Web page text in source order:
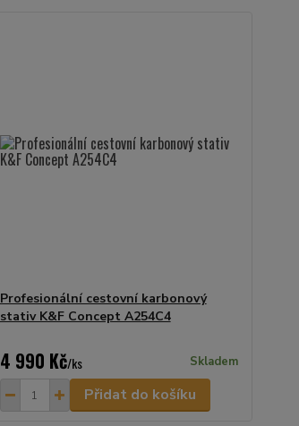
Profesionální cestovní karbonový
stativ K&F Concept A254C4
4 990 Kč/ks Skladem
Přidat do košíku